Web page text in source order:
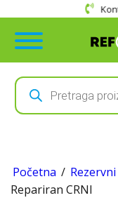
Products
search
Početna /
Repariran CRNI